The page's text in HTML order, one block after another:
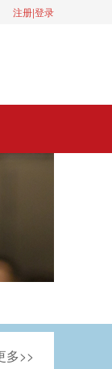
注册|登录
多>>